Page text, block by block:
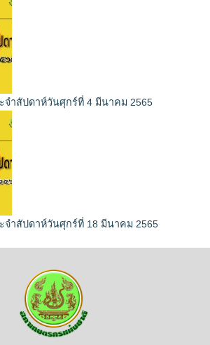
จำสัปดาห์วันศุกร์ที่ 4 มีนาคม 2565
ำสัปดาห์วันศุกร์ที่ 18 มีนาคม 2565